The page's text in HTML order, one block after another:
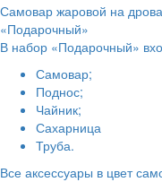
Самовар жаровой на
«Подарочный»
В набор «Подарочный»
Самовар;
Поднос;
Чайник;
Сахарница
Труба.
Все аксессуары в цвет